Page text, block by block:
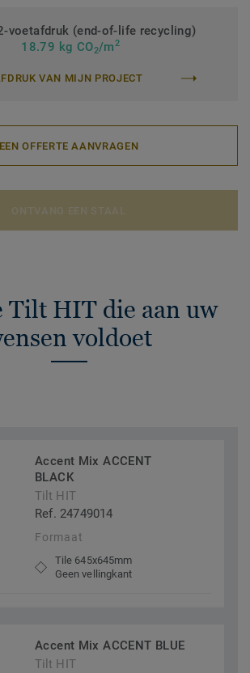
voetafdruk (end-of-life recycling)
18.79 kg CO2/m2
VAN MIJN PROJECT
EEN OFFERTE AANVRAGEN
Tilt HIT die aan uw
voldoet
Accent Mix ACCENT
BLACK
Tilt HIT
Ref. 24749014
Formaat
Tile 645x645mm
Geen vellingkant
Accent Mix ACCENT BLUE
Tilt HIT